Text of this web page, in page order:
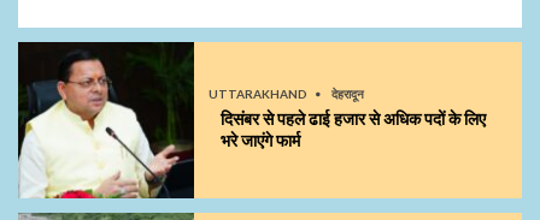
UTTARAKHAND देहरादून
दिसंबर से पहले ढाई हजार से अधिक पदों के लिए
भरे जाएंगे फार्म